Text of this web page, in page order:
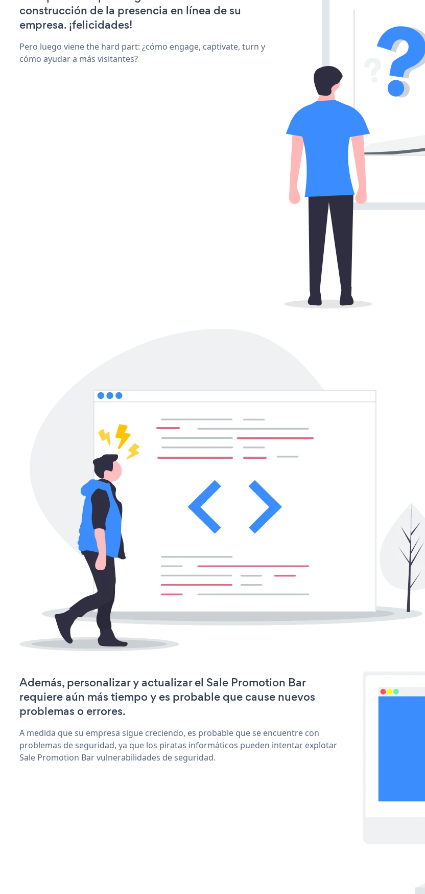
construcción de la presencia en línea de su
empresa. ¡felicidades!
Pero luego viene the hard part: ¿cómo engage, captivate, turn y
cómo ayudar a más visitantes?
Además, personalizar y actualizar el Sale Promotion Bar
requiere aún más tiempo y es probable que cause nuevos
problemas o errores.
A medida que su empresa sigue creciendo, es probable que se encuentre con
problemas de seguridad, ya que los piratas informáticos pueden intentar explotar
Sale Promotion Bar vulnerabilidades de seguridad.